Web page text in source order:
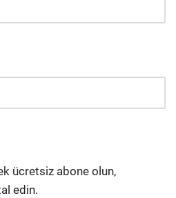
ücretsiz abone olun,
edin.